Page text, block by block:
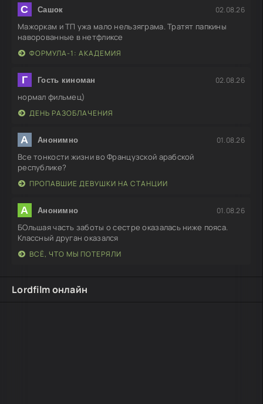
С Сашок 02.08.26
Мажоркам и ТП ужа мало нельзяграма. Тратят папкины
наворованные в нетфликсе
ФОРМУЛА-1: АКАДЕМИЯ
Г Гость киноман 02.08.26
нормал фильмец)
ДЕНЬ РАЗОБЛАЧЕНИЯ
А Анонимно 01.08.26
Все тонкости жизни во Французской арабской
республике?
ПРОПАВШИЕ ДЕВУШКИ НА СТАНЦИИ
А Анонимно 01.08.26
БОльшая часть заботы о сестре оказалась ниже пояса.
Классный друган оказался
ВСЁ, ЧТО МЫ ПОТЕРЯЛИ
Lordfilm онлайн